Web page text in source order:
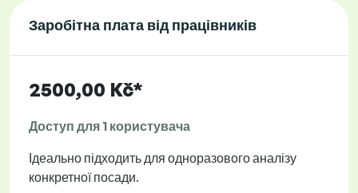
Заробітна плата від працівників
2500,00 Kč*
Доступ для 1 користувача
Ідеально підходить для одноразового аналізу
конкретної посади.